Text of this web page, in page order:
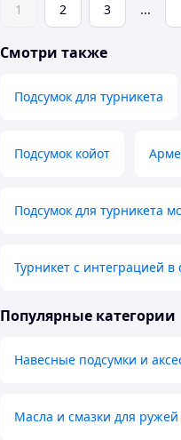
1 2 3 ...
Смотри также
Подсумок для турникета
Подсумок койот
Подсумок для турникета мс
Турникет с интеграцией в
Популярные категории
Навесные подсумки и
Масла и смазки для ружей